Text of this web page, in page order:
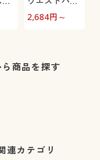
ツ(ウエストホ
2,684円～
商品を探す
連カテゴリ